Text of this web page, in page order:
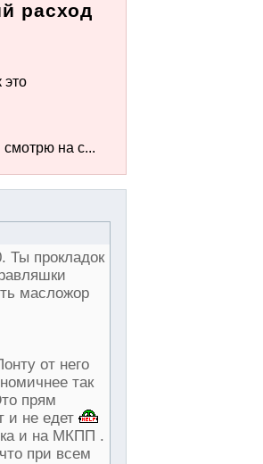
расход
это
смотрю на с...
Ты прокладок
масложор
от него
так
прям
и не едет
и на МКПП .
при всем